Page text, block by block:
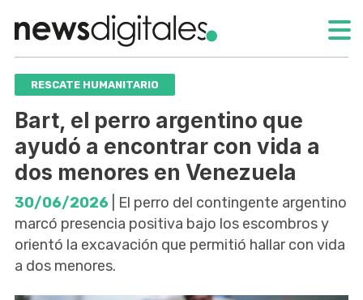
RESCATE HUMANITARIO
Bart, el perro argentino que
ayudó a encontrar con vida a
dos menores en Venezuela
30/06/2026 | El perro del contingente argentino
marcó presencia positiva bajo los escombros y
orientó la excavación que permitió hallar con vida
a dos menores.